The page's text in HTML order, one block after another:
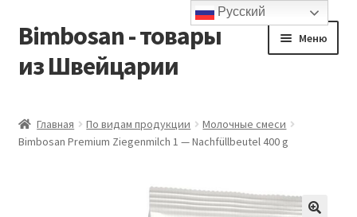
Перейти
к
навигации
Перейти
к
содержимому
Bimbosan - товары
из Швейцарии
Меню
Блог
Главная По видам продукции
Молочные смеси
Bimbosan Premium Ziegenmilch 1 — Nachfüllbeutel 400 g
Русский